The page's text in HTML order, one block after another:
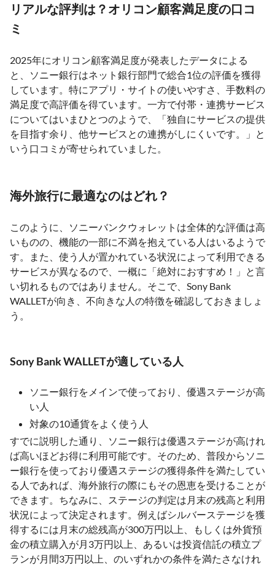
リアルな評判は？オリコン顧客満足度の口コ
ミ
2025年にオリコン顧客満足度が発表したデータによる
と、ソニー銀行はネット銀行部門で総合1位の評価を獲得
しています。特にアプリ・サイトの使いやすさ、手数料の
満足度で高評価を得ています。一方で付帯・連携サービス
についてはいまひとつのようで、「独自にサービスの提供
を目指す余り、他サービスとの連携がしにくいです。」と
いう口コミが寄せられていました。
海外旅行に最適なのはどれ？
このように、ソニーバンクウォレットは全体的な評価は高
いものの、機能の一部に不満を抱えている人はいるようで
す。また、使う人が置かれている状況によって利用できる
サービスが異なるので、一概に「絶対におすすめ！」と言
い切れるものではありません。そこで、Sony Bank
WALLETが向き、不向きな人の特徴を確認しておきましょ
う。
Sony Bank WALLETが適している人
ソニー銀行をメインで使っており、優遇ステージが高
い人
対象の10通貨をよく使う人
すでに説明した通り、ソニー銀行は優遇ステージが高けれ
ば高いほどお得に利用可能です。そのため、普段からソニ
ー銀行を使っており優遇ステージの獲得条件を満たしてい
る人であれば、海外旅行の際にもその恩恵を受けることが
できます。ちなみに、ステージの判定は月末の残高と利用
状況によって決定されます。例えばシルバーステージを獲
得するには月末の総残高が300万円以上、もしくは外貨預
金の積立購入が月3万円以上、あるいは投資信託の積立プ
ランが月間3万円以上、のいずれかの条件を満たさなけれ